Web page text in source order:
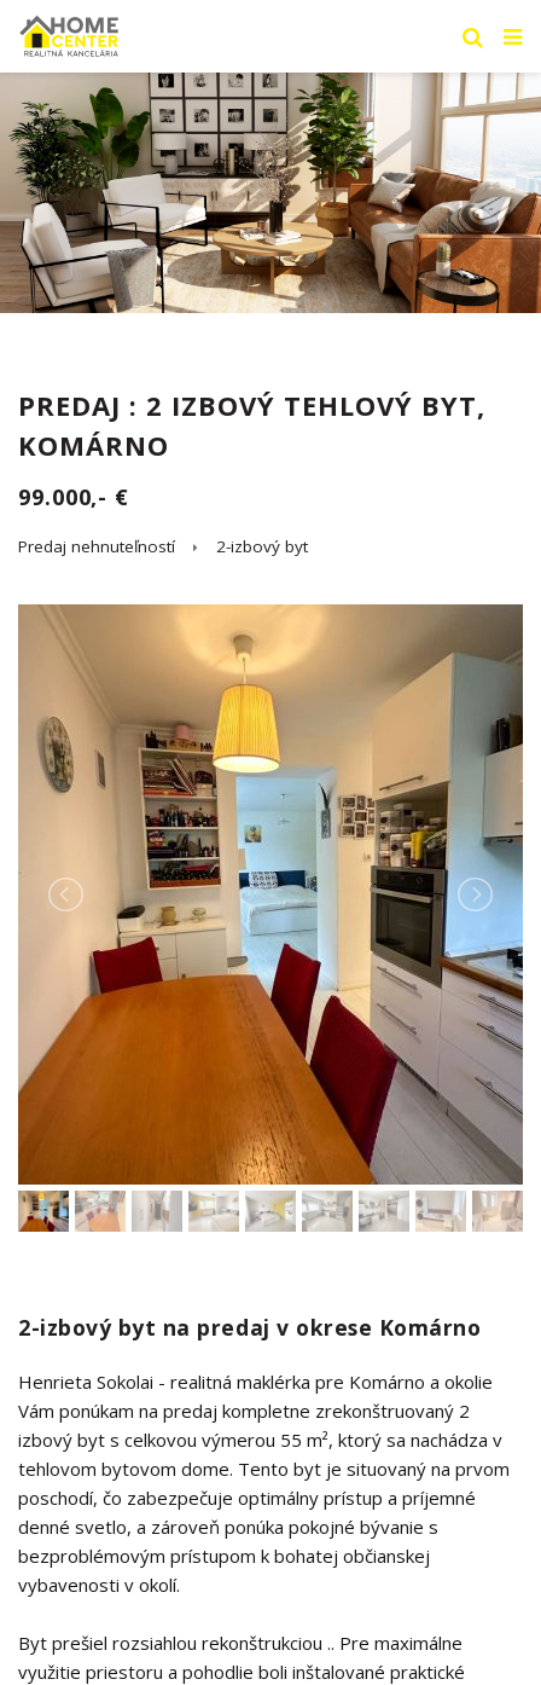
PREDAJ : 2 IZBOVÝ TEHLOVÝ BYT,
KOMÁRNO
99.000,- €
Predaj nehnuteľností 2-izbový byt
2-izbový byt na predaj v okrese Komárno
Henrieta Sokolai - realitná maklérka pre Komárno a okolie
Vám ponúkam na predaj kompletne zrekonštruovaný 2
izbový byt s celkovou výmerou 55 m², ktorý sa nachádza v
tehlovom bytovom dome. Tento byt je situovaný na prvom
poschodí, čo zabezpečuje optimálny prístup a príjemné
denné svetlo, a zároveň ponúka pokojné bývanie s
bezproblémovým prístupom k bohatej občianskej
vybavenosti v okolí.
Byt prešiel rozsiahlou rekonštrukciou .. Pre maximálne
využitie priestoru a pohodlie boli inštalované praktické